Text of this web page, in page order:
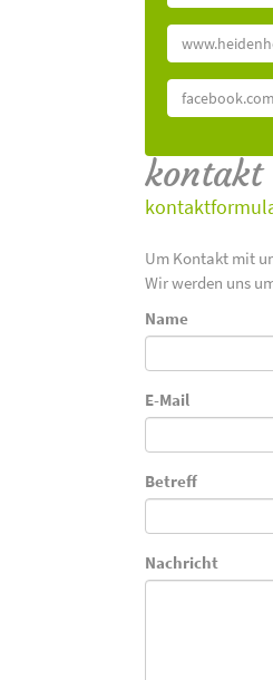
kontakt
Um Kontakt mit
Wir werden uns
Name
E-Mail
Betreff
Nachricht